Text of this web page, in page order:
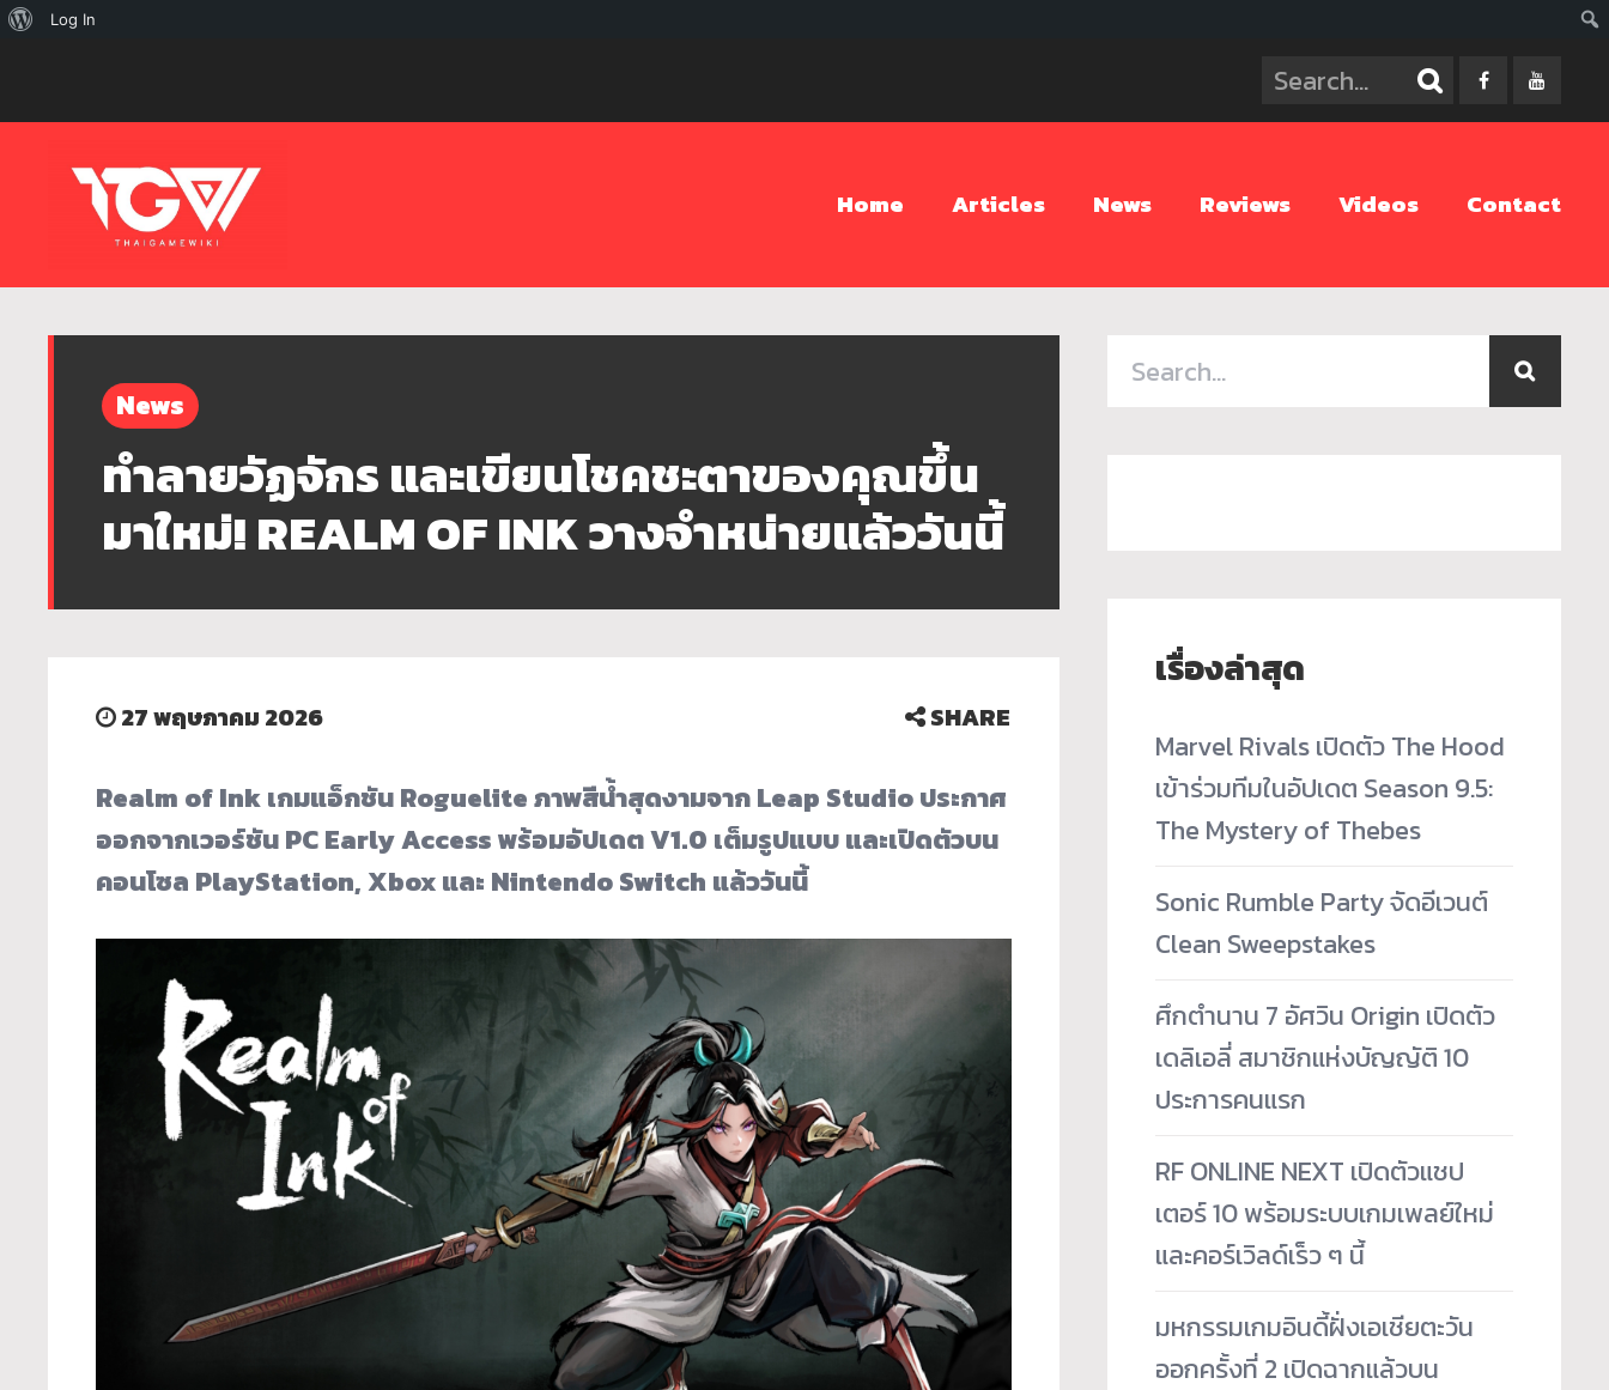
Home Articles News Reviews Videos Contact
News
ทำลายวัฏจักร และเขียนโชคชะตาของคุณขึ้น
มาใหม่! REALM OF INK วางจำหน่ายแล้ววันนี้
27 พฤษภาคม 2026 SHARE
Realm of Ink เกมแอ็กชัน Roguelite ภาพสีน้ำสุดงามจาก Leap Studio ประกาศ
ออกจากเวอร์ชัน PC Early Access พร้อมอัปเดต V1.0 เต็มรูปแบบ และเปิดตัวบน
คอนโซล PlayStation, Xbox และ Nintendo Switch แล้ววันนี้
เรื่องล่าสุด
Marvel Rivals เปิดตัว The Hood
เข้าร่วมทีมในอัปเดต Season 9.5:
The Mystery of Thebes
Sonic Rumble Party จัดอีเวนต์
Clean Sweepstakes
ศึกตำนาน 7 อัศวิน Origin เปิดตัว
เดลิเอลี่ สมาชิกแห่งบัญญัติ 10
ประการคนแรก
RF ONLINE NEXT เปิดตัวแชป
เตอร์ 10 พร้อมระบบเกมเพลย์ใหม่
และคอร์เวิลด์เร็ว ๆ นี้
มหกรรมเกมอินดี้ฝั่งเอเชียตะวัน
ออกครั้งที่ 2 เปิดฉากแล้วบน
เกี่ยวLog In